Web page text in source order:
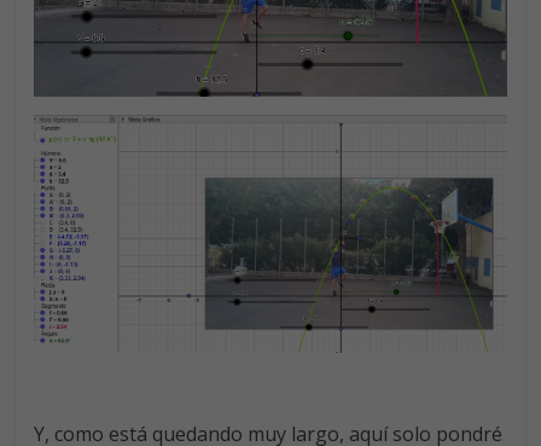
Y, como está quedando muy largo, aquí solo pondré